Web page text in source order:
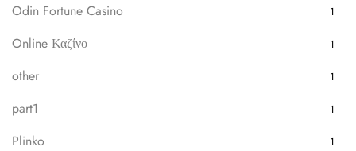
Odin Fortune Casino 1
Online Καζίνο 1
other 1
part1 1
Plinko 1